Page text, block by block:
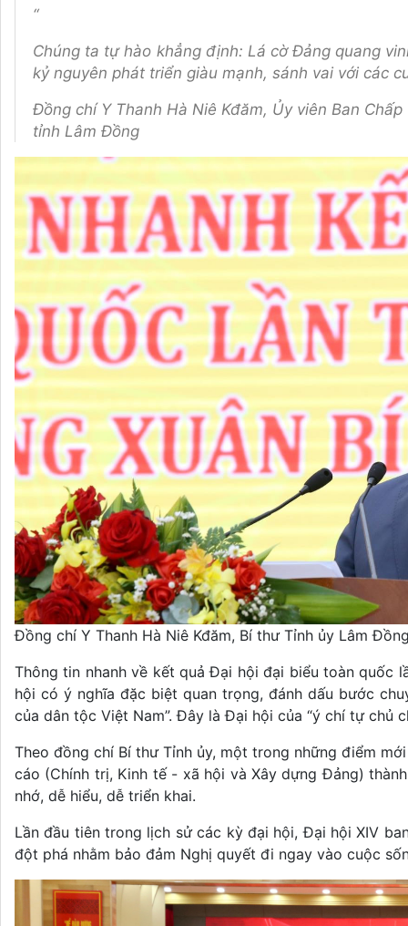
“
Chúng ta tự hào khẳng định: Lá cờ Đảng quang
kỷ nguyên phát triển giàu mạnh, sánh vai với các
Đồng chí Y Thanh Hà Niê Kđăm, Ủy viên Ban
tỉnh Lâm Đồng
Đồng chí Y Thanh Hà Niê Kđăm, Bí thư Tỉnh ủy Lâm
Thông tin nhanh về kết quả Đại hội đại biểu toàn quốc
hội có ý nghĩa đặc biệt quan trọng, đánh dấu bước
của dân tộc Việt Nam”. Đây là Đại hội của “ý chí tự chủ
Theo đồng chí Bí thư Tỉnh ủy, một trong những điểm
cáo (Chính trị, Kinh tế - xã hội và Xây dựng Đảng)
nhớ, dễ hiểu, dễ triển khai.
Lần đầu tiên trong lịch sử các kỳ đại hội, Đại hội XIV
đột phá nhằm bảo đảm Nghị quyết đi ngay vào cuộc